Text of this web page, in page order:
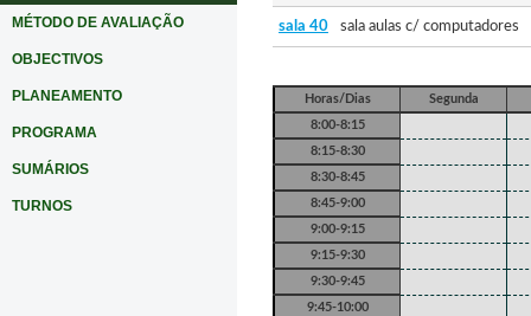
MÉTODO DE AVALIAÇÃO
OBJECTIVOS
PLANEAMENTO
PROGRAMA
SUMÁRIOS
TURNOS
sala 40 sala aulas c/ computadores
Horas/Dias
Segunda
8:00-8:15
8:15-8:30
8:30-8:45
8:45-9:00
9:00-9:15
9:15-9:30
9:30-9:45
9:45-10:00